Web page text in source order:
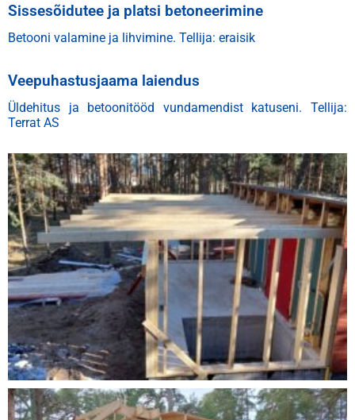
Sissesõidutee ja platsi betoneerimine
Betooni valamine ja lihvimine. Tellija: eraisik
Veepuhastusjaama laiendus
Üldehitus ja betoonitööd vundamendist katuseni. Tellija:
Terrat AS